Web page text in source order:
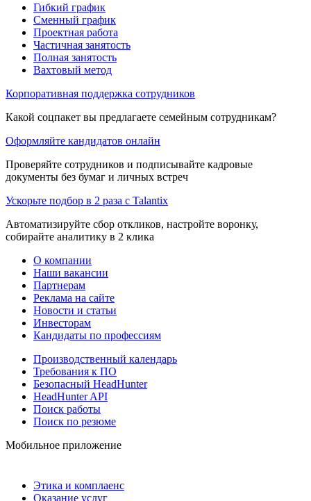
Гибкий график
Сменный график
Проектная работа
Частичная занятость
Полная занятость
Вахтовый метод
Корпоративная поддержка сотрудников
Какой соцпакет вы предлагаете семейным сотрудникам?
Оформляйте кандидатов онлайн
Проверяйте сотрудников и подписывайте кадровые
документы без бумаг и личных встреч
Ускорьте подбор в 2 раза с Talantix
Автоматизируйте сбор откликов, настройте воронку,
собирайте аналитику в 2 клика
О компании
Наши вакансии
Партнерам
Реклама на сайте
Новости и статьи
Инвесторам
Кандидаты по профессиям
Производственный календарь
Требования к ПО
Безопасный HeadHunter
HeadHunter API
Поиск работы
Поиск по резюме
Мобильное приложение
Этика и комплаенс
Оказание услуг